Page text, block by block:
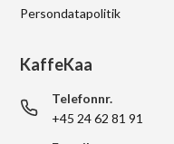
Persondatapolitik
KaffeKaa
Telefonnr.
+45 24 62 81 91